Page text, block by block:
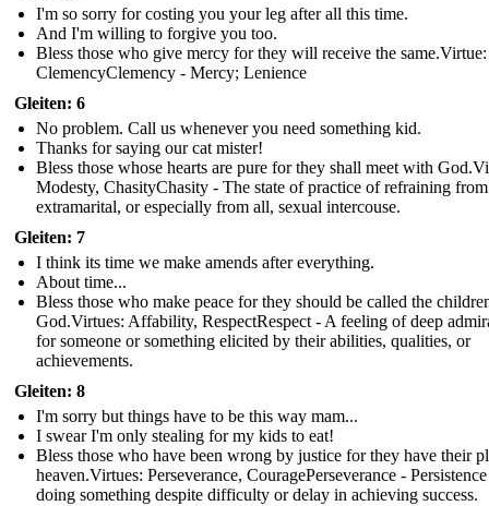
I'm so sorry for costing you your leg after all this time.
And I'm willing to forgive you too.
Bless those who give mercy for they will receive the same.Virtue:
ClemencyClemency - Mercy; Lenience
Gleiten: 6
No problem. Call us whenever you need something kid.
Thanks for saying our cat mister!
Bless those whose hearts are pure for they shall meet with
Modesty, ChasityChasity - The state of practice of refraining from
extramarital, or especially from all, sexual intercouse.
Gleiten: 7
I think its time we make amends after everything.
About time...
Bless those who make peace for they should be called the
God.Virtues: Affability, RespectRespect - A feeling of deep
for someone or something elicited by their abilities, qualities, or
achievements.
Gleiten: 8
I'm sorry but things have to be this way mam...
I swear I'm only stealing for my kids to eat!
Bless those who have been wrong by justice for they have their
heaven.Virtues: Perseverance, CouragePerseverance -
doing something despite difficulty or delay in achieving success.